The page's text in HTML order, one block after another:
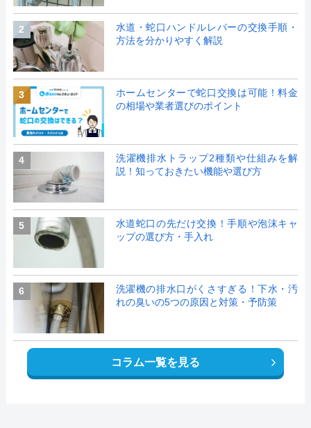
2
水道・蛇口ハンドルレバーの交換手順・
方法を分かりやすく解説
3
ホームセンターで蛇口交換は可能！料金
の相場や業者選びのポイント
4
洗濯機排水トラップ2種類や仕組みを解
説！知っておきたい機能や選び方
5
水道蛇口の先だけ交換！手順や泡沫キャ
ップの選び方・手入れ
6
洗濯機の排水口がくさすぎる！下水・汚
れの臭いの5つの原因と対策・予防策
コラム一覧を見る